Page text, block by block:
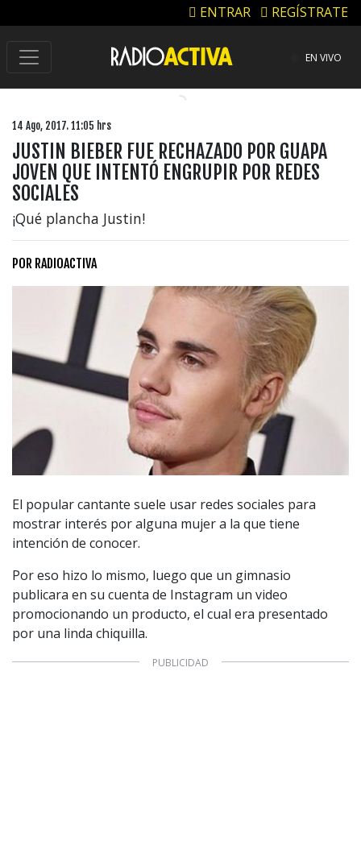
ENTRAR REGÍSTRATE
EN VIVO
14 Ago, 2017. 11:05 hrs
JUSTIN BIEBER FUE RECHAZADO POR GUAPA
JOVEN QUE INTENTÓ ENGRUPIR POR REDES
SOCIALES
¡Qué plancha Justin!
POR RADIOACTIVA
El popular cantante suele usar redes sociales para
mostrar interés por alguna mujer a la que tiene
intención de conocer.
Por eso hizo lo mismo, luego que un gimnasio
publicara en su cuenta de Instagram un video
promocionando un producto, el cual era presentado
por una linda chiquilla.